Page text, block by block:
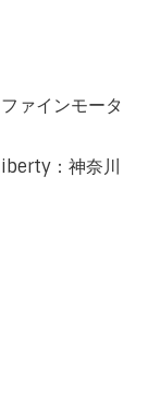
ァインモータ
：神奈川